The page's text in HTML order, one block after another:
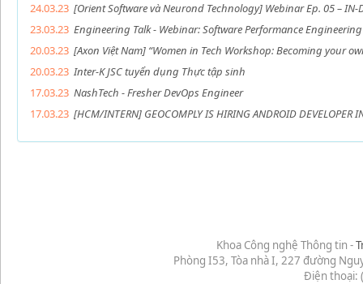
24.03.23 [Orient Software và Neurond Technology] Webinar Ep. 05 – IN-
23.03.23 Engineering Talk - Webinar: Software Performance Engineering
20.03.23 [Axon Việt Nam] “Women in Tech Workshop: Becoming your
20.03.23 Inter-K JSC tuyển dụng Thực tập sinh
17.03.23 NashTech - Fresher DevOps Engineer
17.03.23 [HCM/INTERN] GEOCOMPLY IS HIRING ANDROID DEVELOPER
Khoa Công nghệ Thông tin -
Phòng I53, Tòa nhà I, 227 đường
Điện thoại: